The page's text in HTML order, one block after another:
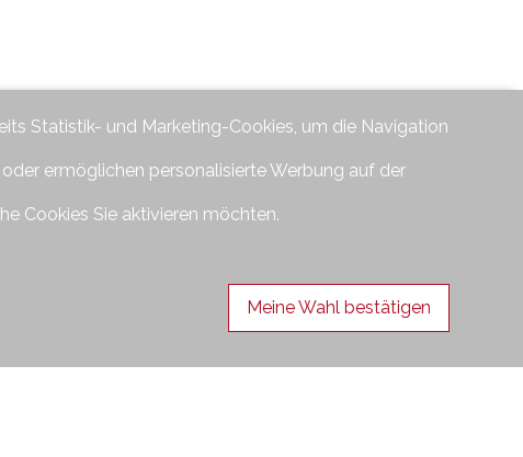
Statistik- und Marketing-Cookies, um die Navigation
ermöglichen personalisierte Werbung auf der
Cookies Sie aktivieren möchten.
Meine Wahl bestätigen